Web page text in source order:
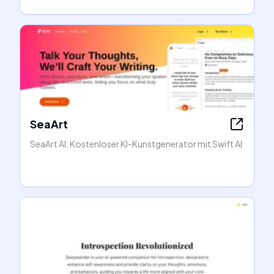
SeaArt
SeaArt AI: Kostenloser KI-Kunstgenerator mit Swift AI